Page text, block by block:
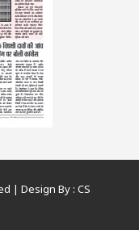
| Design By : CS